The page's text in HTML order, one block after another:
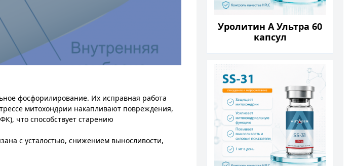
фосфорилирование. Их исправная работа
митохондрии накапливают повреждения,
что способствует старению​
с усталостью, снижением выносливости,
Уролитин А Ультра 60
капсул